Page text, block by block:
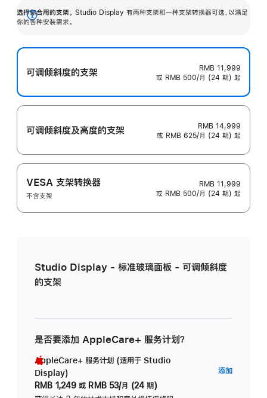
选择你合用的支架。 Studio Display 有两种支架和一种支架转换器可选，以满足
你的各种安装需求。
展
可调倾斜度的支架
RMB 11,999
或 RMB 500/月 (24 期) 起
可调倾斜度及高‍度的支‍架
RMB 14,999
或 RMB 625/月 (24 期) 起
VESA 支架转换器
不含支架
RMB 11,999
或 RMB 500/月 (24 期) 起
Studio Display - 标准玻璃面板 - 可调倾斜度
的支架
是否要添加 AppleCare+ 服务计划？
AppleCare+ 服务计划 (适用于 Studio
Display)
RMB 1,249 或 RMB 53/月 (24 期)
添加